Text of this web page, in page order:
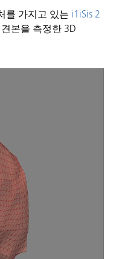
를 가지고 있는 i1iSis 2
본을 측정한 3D